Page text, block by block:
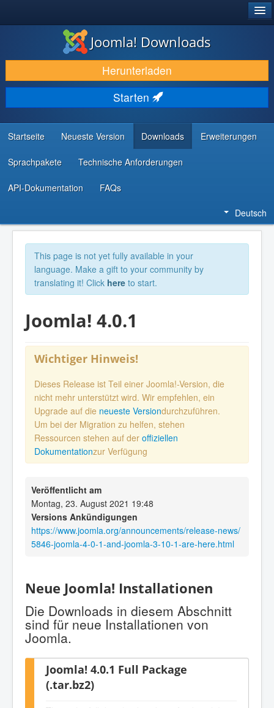
DOWNLOAD & ERWEITERN
ENTDECKEN & LERNEN
COMMUNITY & SUPPORT
RESSOURCEN FÜR ENTWICKLER
Joomla! Downloads
Herunterladen
Starten
Startseite Neueste Version Downloads Erweiterungen
Sprachpakete Technische Anforderungen
API-Dokumentation FAQs
Deutsch
This page is not yet fully available in your
language. Make a gift to your community by
translating it! Click here to start.
Joomla! 4.0.1
Wichtiger Hinweis!
Dieses Release ist Teil einer Joomla!-Version, die
nicht mehr unterstützt wird. Wir empfehlen, ein
Upgrade auf die neueste Versiondurchzuführen.
Um bei der Migration zu helfen, stehen
Ressourcen stehen auf der offiziellen
Dokumentationzur Verfügung
Veröffentlicht am
Montag, 23. August 2021 19:48
Versions Ankündigungen
https://www.joomla.org/announcements/release-news/
5846-joomla-4-0-1-and-joomla-3-10-1-are-here.html
Neue Joomla! Installationen
Die Downloads in diesem Abschnitt
sind für neue Installationen von
Joomla.
Joomla! 4.0.1 Full Package
(.tar.bz2)